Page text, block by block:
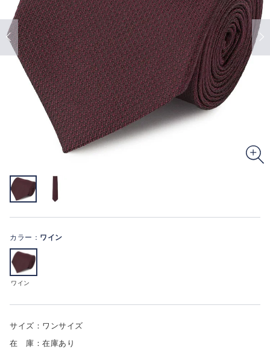
カラー： ワイン
ワイン
サイズ：ワンサイズ
在 庫：在庫あり